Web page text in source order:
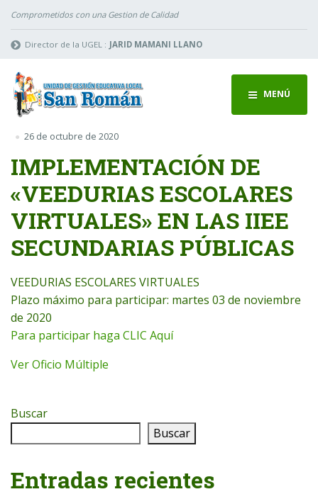
Comprometidos con una Gestion de Calidad
Director de la UGEL : JARID MAMANI LLANO
MENÚ
26 de octubre de 2020
IMPLEMENTACIÓN DE
«VEEDURIAS ESCOLARES
VIRTUALES» EN LAS IIEE
SECUNDARIAS PÚBLICAS
VEEDURIAS ESCOLARES VIRTUALES
Plazo máximo para participar: martes 03 de noviembre
de 2020
Para participar haga CLIC Aquí
Ver Oficio Múltiple
Buscar
Buscar
Entradas recientes